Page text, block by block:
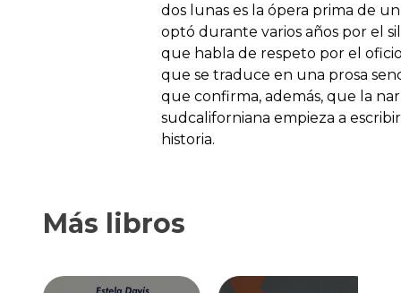
dos lunas es la ópera prima de
optó durante varios años por el
que habla de respeto por el
que se traduce en una prosa
que confirma, además, que la
sudcaliforniana empieza a
historia.
Más libros